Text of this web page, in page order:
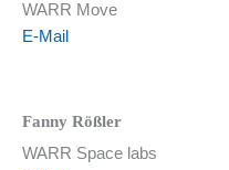
WARR Move
E-Mail
Fanny Rößler
WARR Space labs